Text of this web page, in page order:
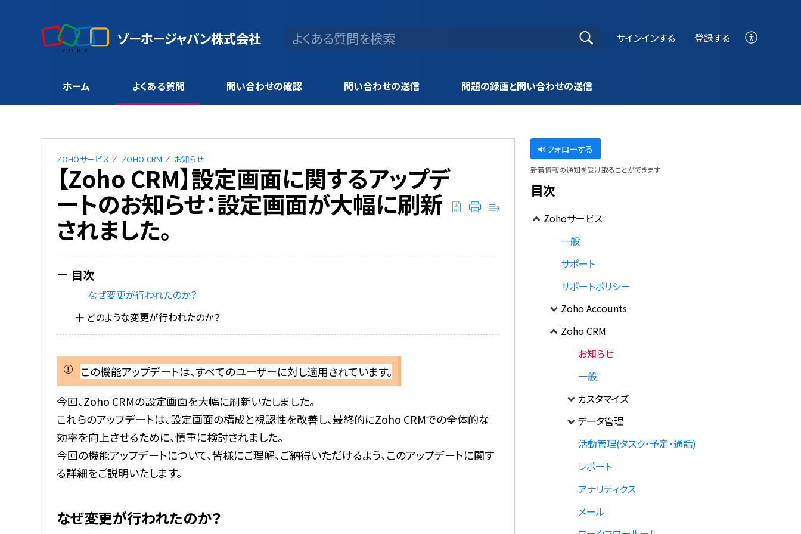
ゾーホージャパン株式会社 サインインする 登録する
ホーム よくある質問 問い合わせの確認 問い合わせの送信 問題の録画と問い合わせの送信
ZOHOサービス ZOHO CRM お知らせ
【Zoho CRM】設定画面に関するアップデ
ートのお知らせ：設定画面が大幅に刷新
されました。
なぜ変更が行われたのか？
どのような変更が行われたのか？
この機能アップデートは、すべてのユーザーに対し適用されています。
今回、Zoho CRMの設定画面を大幅に刷新いたしました。
これらのアップデートは、設定画面の構成と視認性を改善し、最終的にZoho CRMでの全体的な
効率を向上させるために、慎重に検討されま した。
今回の機能アップデートについて、皆様にご理解、ご納得いただけるよう、このアップデートに関す
る詳細をご説明いたします。
なぜ変更が行われたのか？
フォローする
新着情報の通知を受け取ることができます
目次
Zohoサービス
一般
サポート
サポートポリシー
Zoho Accounts
Zoho CRM
お知らせ
一般
カスタマイズ
データ管理
活動管理(タスク・予定・通話)
レポート
アナリティクス
メール